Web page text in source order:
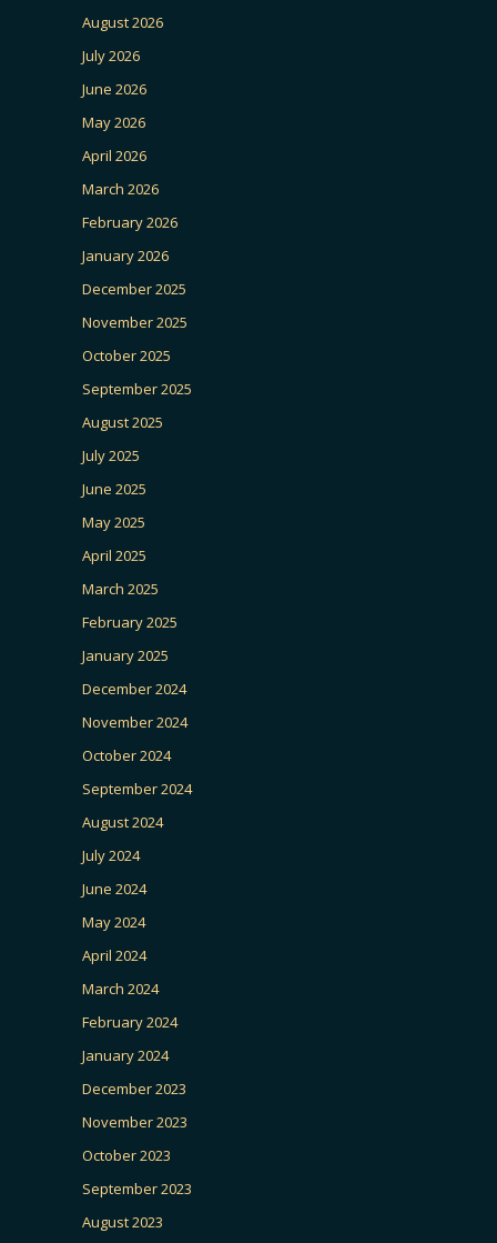
August 2026
July 2026
June 2026
May 2026
April 2026
March 2026
February 2026
January 2026
December 2025
November 2025
October 2025
September 2025
August 2025
July 2025
June 2025
May 2025
April 2025
March 2025
February 2025
January 2025
December 2024
November 2024
October 2024
September 2024
August 2024
July 2024
June 2024
May 2024
April 2024
March 2024
February 2024
January 2024
December 2023
November 2023
October 2023
September 2023
August 2023